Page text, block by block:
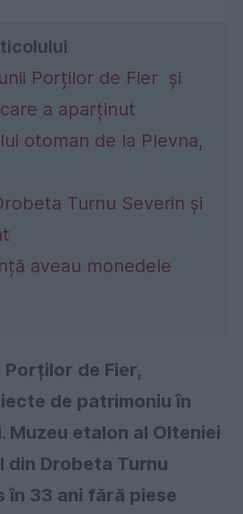
Porților de Fier și
a aparținut
otoman de la Plevna,
Turnu Severin și
aveau monedele
Porților de Fier,
de patrimoniu în
Muzeu etalon al Olteniei
din Drobeta Turnu
în 33 ani fără piese